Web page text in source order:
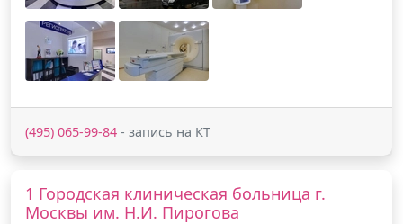
(495) 065-99-84 - запись на КТ
1 Городская клиническая больница г.
Москвы им. Н.И. Пирогова